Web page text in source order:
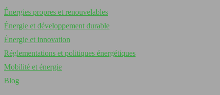
Énergies propres et renouvelables
Énergie et développement durable
Énergie et innovation
Réglementations et politiques énergétiques
Mobilité et énergie
Blog